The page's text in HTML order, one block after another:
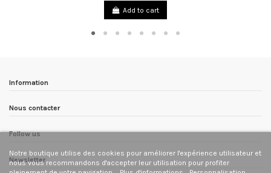
Add to cart
Information
Nous contacter
Notre boutique utilise des cookies pour améliorer l'expérience utilisateur et
nous vous recommandons d'accepter leur utilisation pour profiter
Follow us
Newsletter